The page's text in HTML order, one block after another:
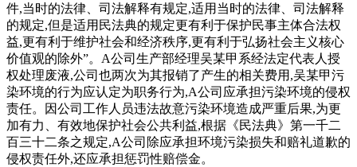
件,当时的法律、司法解释有规定,适用当时的法律、司法解释
的规定,但是适用民法典的规定更有利于保护民事主体合法权
益,更有利于维护社会和经济秩序,更有利于弘扬社会主义核心
价值观的除外”。A公司生产部经理吴某甲系经法定代表人授
权处理废液,公司也两次为其报销了产生的相关费用,吴某甲污
染环境的行为应认定为职务行为,A公司应承担污染环境的侵权
责任。因公司工作人员违法故意污染环境造成严重后果,为更
加有力、有效地保护社会公共利益,根据《民法典》第一千二
百三十二条之规定,A公司除应承担环境污染损失和赔礼道歉的
侵权责任外,还应承担惩罚性赔偿金。